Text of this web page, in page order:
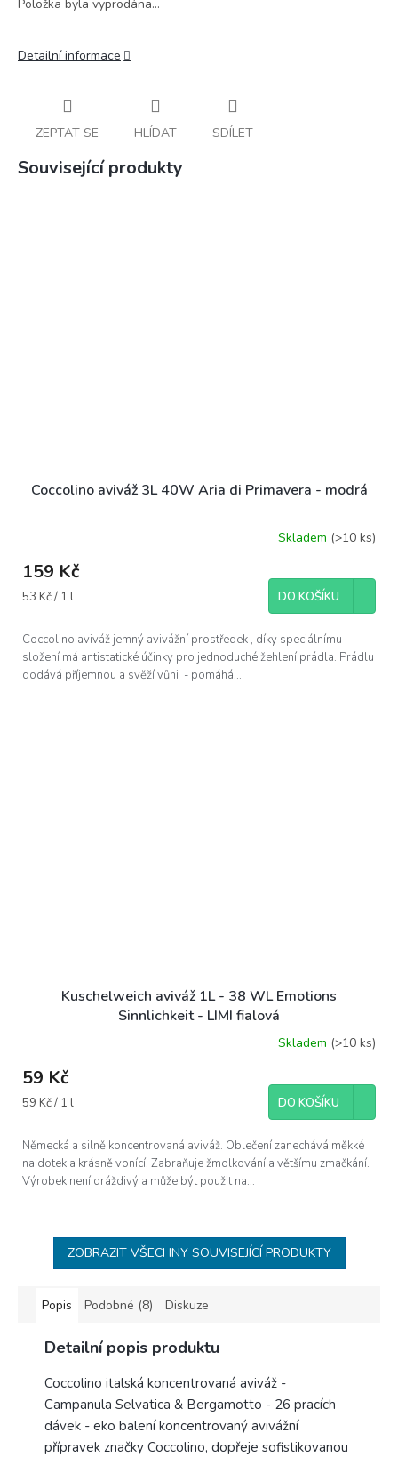
Položka byla vyprodána…
Detailní informace
ZEPTAT SE HLÍDAT SDÍLET
Související produkty
Coccolino aviváž 3L 40W Aria di Primavera - modrá
Skladem (>10 ks)
159 Kč
Měrná
53 Kč / 1 l DO KOŠÍKU
Coccolino aviváž jemný avivážní prostředek , díky speciálnímu
složení má antistatické účinky pro jednoduché žehlení prádla. Prádlu
dodává příjemnou a svěží vůni - pomáhá...
Kuschelweich aviváž 1L - 38 WL Emotions
Sinnlichkeit - LIMI fialová
Skladem (>10 ks)
59 Kč
Měrná
59 Kč / 1 l DO KOŠÍKU
Německá a silně koncentrovaná aviváž. Oblečení zanechává měkké
na dotek a krásně vonící. Zabraňuje žmolkování a většímu zmačkání.
Výrobek není dráždivý a může být použit na...
ZOBRAZIT VŠECHNY SOUVISEJÍCÍ PRODUKTY
Popis Podobné (8) Diskuze
Detailní popis produktu
Coccolino italská koncentrovaná aviváž -
Campanula Selvatica & Bergamotto - 26 pracích
dávek - eko balení koncentrovaný avivážní
přípravek značky Coccolino, dopřeje sofistikovanou